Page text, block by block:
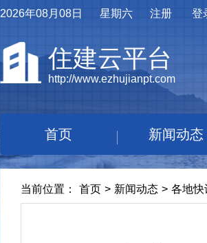
2026年08月08日 星期六 注册 登
住建云平台
http://www.ezhujianpt.com
首页 新闻动态
当前位置： 首页 > 新闻动态 > 各地快